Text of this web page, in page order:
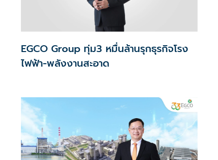
EGCO Group ทุ่ม3 หมื่นล้านรุกธุรกิจโรง
ไฟฟ้า-พลังงานสะอาด